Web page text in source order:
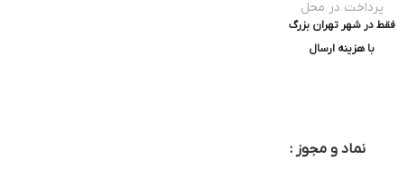
پرداخت در محل
فقط در شهر تهران بزرگ
با هزینه ارسال
نماد و مجوز :